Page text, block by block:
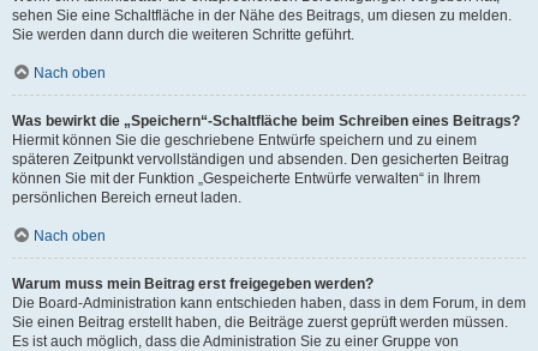
sehen Sie eine Schaltfläche in der Nähe des Beitrags, um diesen zu melden.
Sie werden dann durch die weiteren Schritte geführt.
Nach oben
Was bewirkt die „Speichern“-Schaltfläche beim Schreiben eines Beitrags?
Hiermit können Sie die geschriebene Entwürfe speichern und zu einem
späteren Zeitpunkt vervollständigen und absenden. Den gesicherten Beitrag
können Sie mit der Funktion „Gespeicherte Entwürfe verwalten“ in Ihrem
persönlichen Bereich erneut laden.
Nach oben
Warum muss mein Beitrag erst freigegeben werden?
Die Board-Administration kann entschieden haben, dass in dem Forum, in dem
Sie einen Beitrag erstellt haben, die Beiträge zuerst geprüft werden müssen.
Es ist auch möglich, dass die Administration Sie zu einer Gruppe von